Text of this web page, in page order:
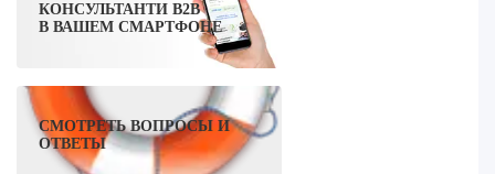
КОНСУЛЬТАНТИ B2B
В ВАШЕМ СМАРТФОНЕ
СМОТРЕТЬ ВОПРОСЫ И
ОТВЕТЫ